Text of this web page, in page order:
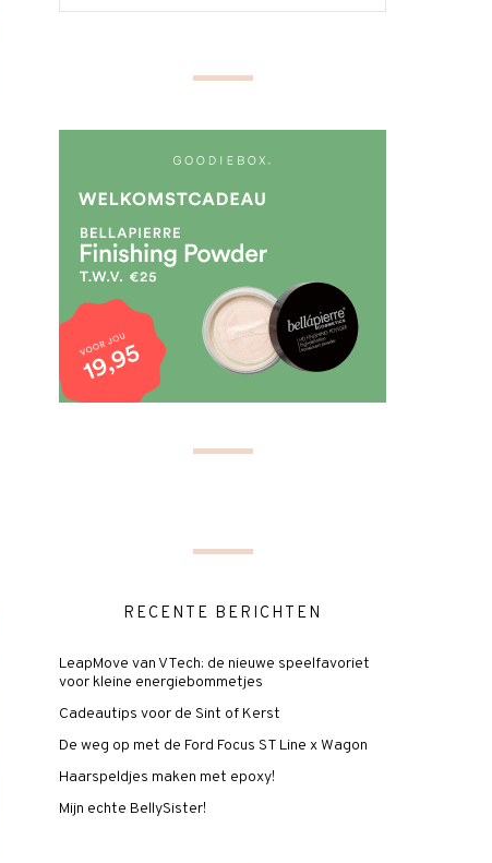
RECENTE BERICHTEN
LeapMove van VTech: de nieuwe speelfavoriet
voor kleine energiebommetjes
Cadeautips voor de Sint of Kerst
De weg op met de Ford Focus ST Line x Wagon
Haarspeldjes maken met epoxy!
Mijn echte BellySister!